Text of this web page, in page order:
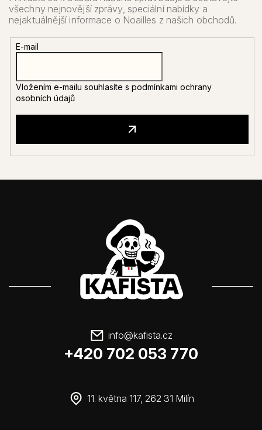
E-mail
Vložením e-mailu souhlasíte s podmínkami ochrany
osobních údajů
info@kafista.cz
+420 702 053 770
11. května 117, 262 31 Milín